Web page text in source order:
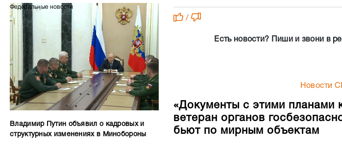
Федеральные новости
Владимир Путин объявил о кадровых и
структурных изменениях в Минобороны
/
Есть новости? Пиши и звони в
Новости
«Документы с этими планами
ветеран органов
бьют по мирным объектам